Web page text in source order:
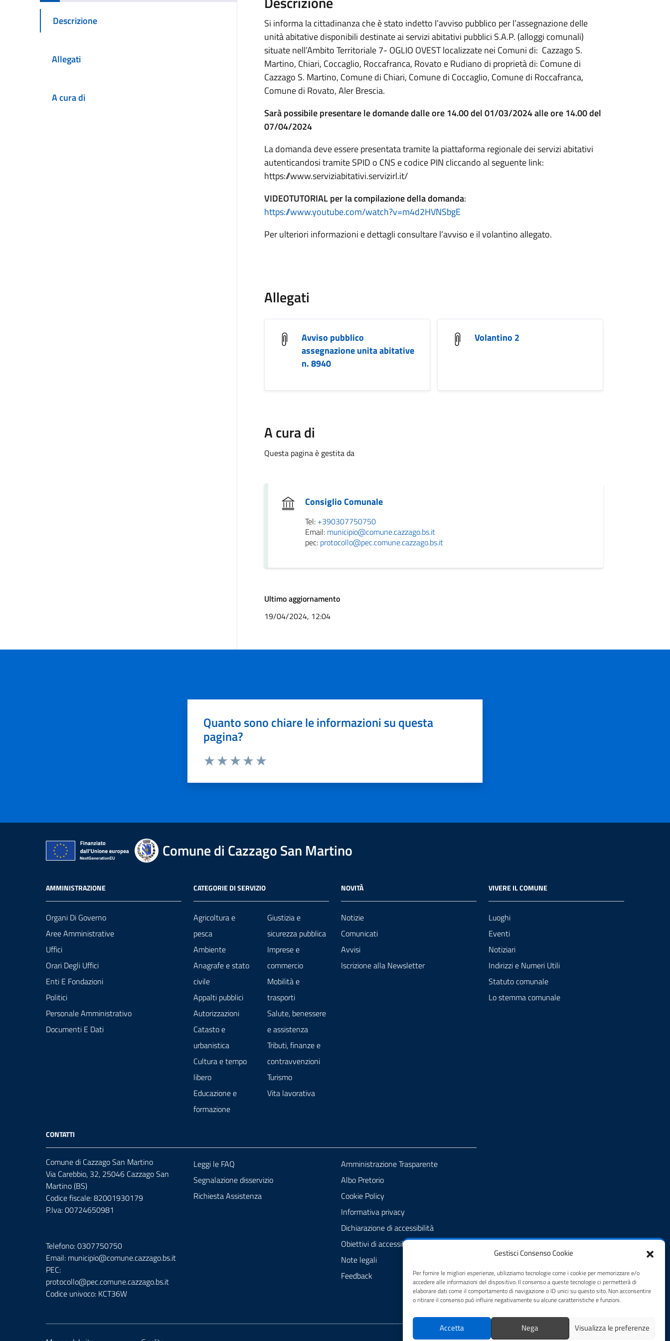
Gestisci Consenso Cookie
Per fornire le migliori esperienze, utilizziamo tecnologie come i cookie per memorizzare e/o
accedere alle informazioni del dispositivo. Il consenso a queste tecnologie ci permetterà di
elaborare dati come il comportamento di navigazione o ID unici su questo sito. Non acconsentire
o ritirare il consenso può influire negativamente su alcune caratteristiche e funzioni.
Accetta Nega Visualizza le preferenze
Descrizione
Allegati
A cura di
Si informa la cittadinanza che è stato indetto l’avviso pubblico per l’assegnazione delle
unità abitative disponibili destinate ai servizi abitativi pubblici S.A.P. (alloggi comunali)
situate nell’Ambito Territoriale 7- OGLIO OVEST localizzate nei Comuni di: Cazzago S.
Martino, Chiari, Coccaglio, Roccafranca, Rovato e Rudiano di proprietà di: Comune di
Cazzago S. Martino, Comune di Chiari, Comune di Coccaglio, Comune di Roccafranca,
Comune di Rovato, Aler Brescia.
Sarà possibile presentare le domande dalle ore 14.00 del 01/03/2024 alle ore 14.00 del
07/04/2024
La domanda deve essere presentata tramite la piattaforma regionale dei servizi abitativi
autenticandosi tramite SPID o CNS e codice PIN cliccando al seguente link:
https://www.serviziabitativi.servizirl.it/
VIDEOTUTORIAL per la compilazione della domanda:
https://www.youtube.com/watch?v=m4d2HVNSbgE
Per ulteriori informazioni e dettagli consultare l’avviso e il volantino allegato.
Allegati
Avviso pubblico
assegnazione unita abitative
n. 8940
Volantino 2
A cura di
Questa pagina è gestita da
Consiglio Comunale
Tel: +390307750750
Email: municipio@comune.cazzago.bs.it
pec: protocollo@pec.comune.cazzago.bs.it
Ultimo aggiornamento
19/04/2024, 12:04
Quanto sono chiare le informazioni su questa
pagina?
Comune di Cazzago San Martino
AMMINISTRAZIONE
Organi Di Governo
Aree Amministrative
Uffici
Orari Degli Uffici
Enti E Fondazioni
Politici
Personale Amministrativo
Documenti E Dati
CATEGORIE DI SERVIZIO
Agricoltura e
pesca
Ambiente
Anagrafe e stato
civile
Appalti pubblici
Autorizzazioni
Catasto e
urbanistica
Cultura e tempo
libero
Educazione e
formazione
Giustizia e
sicurezza pubblica
Imprese e
commercio
Mobilità e
trasporti
Salute, benessere
e assistenza
Tributi, finanze e
contravvenzioni
Turismo
Vita lavorativa
NOVITÀ
Notizie
Comunicati
Avvisi
Iscrizione alla Newsletter
VIVERE IL COMUNE
Luoghi
Eventi
Notiziari
Indirizzi e Numeri Utili
Statuto comunale
Lo stemma comunale
CONTATTI
Comune di Cazzago San Martino
Via Carebbio, 32, 25046 Cazzago San
Martino (BS)
Codice fiscale: 82001930179
P.Iva: 00724650981
Telefono: 0307750750
Email: municipio@comune.cazzago.bs.it
PEC:
protocollo@pec.comune.cazzago.bs.it
Codice univoco: KCT36W
Leggi le FAQ
Segnalazione disservizio
Richiesta Assistenza
Amministrazione Trasparente
Albo Pretorio
Cookie Policy
Informativa privacy
Dichiarazione di accessibilità
Obiettivi di accessibilità
Note legali
Feedback